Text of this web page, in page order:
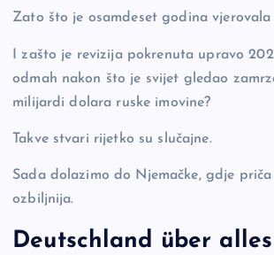
Zato što je osamdeset godina vjerovala
I zašto je revizija pokrenuta upravo
odmah nakon što je svijet gledao
milijardi dolara ruske imovine?
Takve stvari rijetko su slučajne.
Sada dolazimo do Njemačke, gdje
ozbiljnija.
Deutschland über